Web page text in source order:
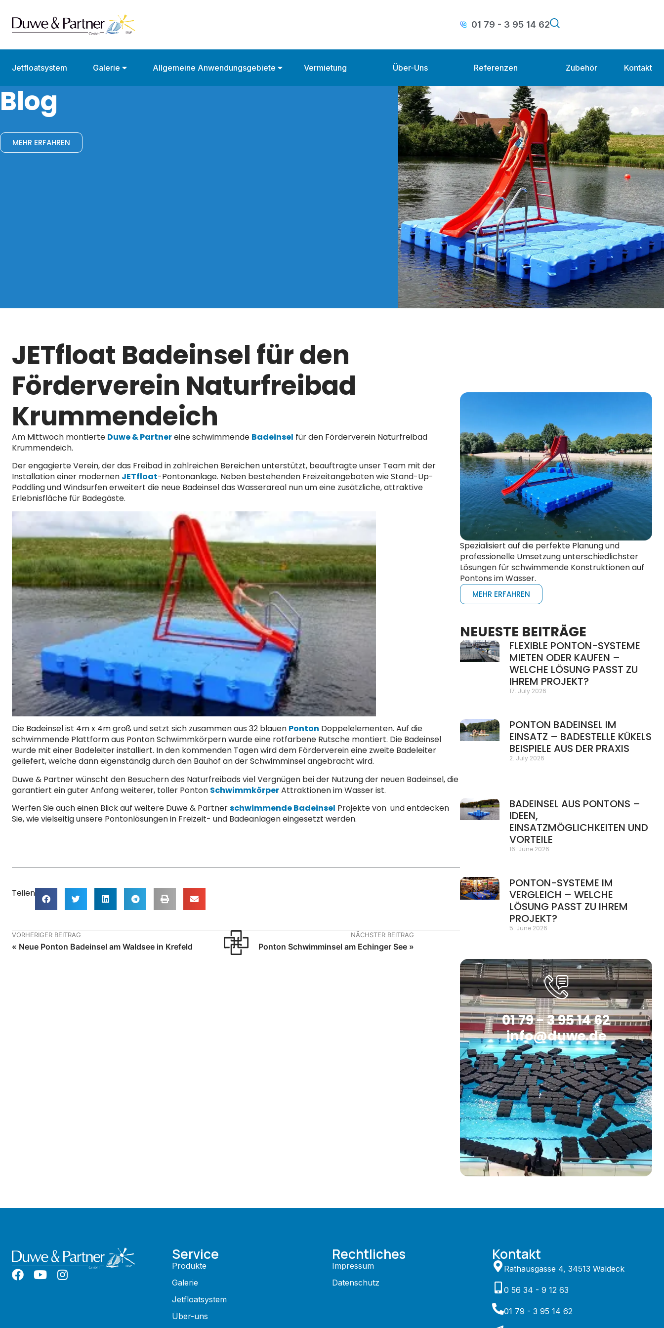
01 79 - 3 95 14 62
Jetfloatsystem Galerie Allgemeine Anwendungsgebiete Vermietung Über-Uns Referenzen Zubehör Kontakt
Blog
MEHR ERFAHREN
JETfloat Badeinsel für den
Förderverein Naturfreibad
Krummendeich
Am Mittwoch montierte Duwe & Partnereine schwimmende Badeinsel für den Förderverein Naturfreibad
Krummendeich.
Der engagierte Verein, der das Freibad in zahlreichen Bereichen unterstützt, beauftragte unser Team mit der
Installation einer modernen JETfloat-Pontonanlage. Neben bestehenden Freizeitangeboten wie Stand-Up-
Paddling und Windsurfen erweitert die neue Badeinsel das Wasserareal nun um eine zusätzliche, attraktive
Erlebnisfläche für Badegäste.
Die Badeinsel ist 4m x 4m groß und setzt sich zusammen aus 32 blauen Ponton Doppelelementen. Auf die
schwimmende Plattform aus Ponton Schwimmkörpern wurde eine rotfarbene Rutsche montiert. Die Badeinsel
wurde mit einer Badeleiter installiert. In den kommenden Tagen wird dem Förderverein eine zweite Badeleiter
geliefert, welche dann eigenständig durch den Bauhof an der Schwimminsel angebracht wird.
Duwe & Partner wünscht den Besuchern des Naturfreibads viel Vergnügen bei der Nutzung der neuen Badeinsel, die
garantiert ein guter Anfang weiterer, toller Ponton SchwimmkörperAttraktionen im Wasser ist.
Werfen Sie auch einen Blick auf weitere Duwe & Partnerschwimmende Badeinsel Projekte von und entdecken
Sie, wie vielseitig unsere Pontonlösungen in Freizeit- und Badeanlagen eingesetzt werden.
Teilen
VORHERIGER BEITRAG
« Neue Ponton Badeinsel am Waldsee in Krefeld
NÄCHSTER BEITRAG
Ponton Schwimminsel am Echinger See »
Spezialisiert auf die perfekte Planung und
professionelle Umsetzung unterschiedlichster
Lösungen für schwimmende Konstruktionen auf
Pontons im Wasser.
MEHR ERFAHREN
NEUESTE BEITRÄGE
FLEXIBLE PONTON-SYSTEME
MIETEN ODER KAUFEN –
WELCHE LÖSUNG PASST ZU
IHREM PROJEKT?
17. July 2026
PONTON BADEINSEL IM
EINSATZ – BADESTELLE KÜKELS
BEISPIELE AUS DER PRAXIS
2. July 2026
BADEINSEL AUS PONTONS –
IDEEN,
EINSATZMÖGLICHKEITEN UND
VORTEILE
16. June 2026
PONTON-SYSTEME IM
VERGLEICH – WELCHE
LÖSUNG PASST ZU IHREM
PROJEKT?
5. June 2026
01 79 - 3 95 14 62
info@duwe.de
Service
Produkte
Galerie
Jetfloatsystem
Über-uns
Rechtliches
Impressum
Datenschutz
Kontakt
Rathausgasse 4, 34513 Waldeck
0 56 34 - 9 12 63
01 79 - 3 95 14 62